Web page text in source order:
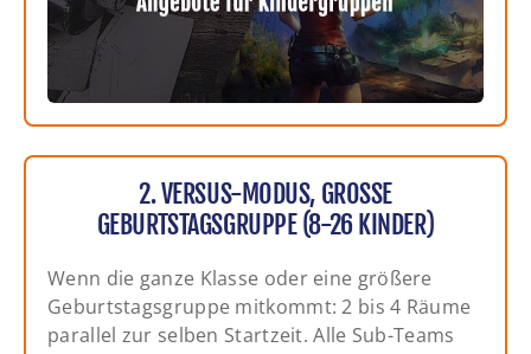
2. VERSUS-MODUS, GROSSE G
EBURTSTAGSGRUPPE (8-26 KINDER)
Wenn die ganze Klasse oder eine größere
Geburtstagsgruppe mitkommt: 2 bis 4 Räume
parallel zur selben Startzeit. Alle Sub-Teams